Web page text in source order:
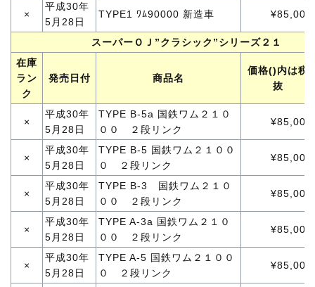
×
平成30年
5月28日
TYPE1 ﾜﾑ90000 新造車 ¥85,000
スーパーＯＪ”クラシック”シリーズ２１
在庫
ラン
ク
発売日付 商品名
価格()内は税
抜
×
平成30年
5月28日
TYPE B-5a 国鉄ワム２１０
００ ２段リンク
¥85,000
×
平成30年
5月28日
TYPE B-5 国鉄ワム２１００
０ ２段リンク
¥85,000
×
平成30年
5月28日
TYPE B-3 国鉄ワム２１０
００ ２段リンク
¥85,000
×
平成30年
5月28日
TYPE A-3a 国鉄ワム２１０
００ ２段リンク
¥85,000
×
平成30年
5月28日
TYPE A-5 国鉄ワム２１００
０ ２段リンク
¥85,000